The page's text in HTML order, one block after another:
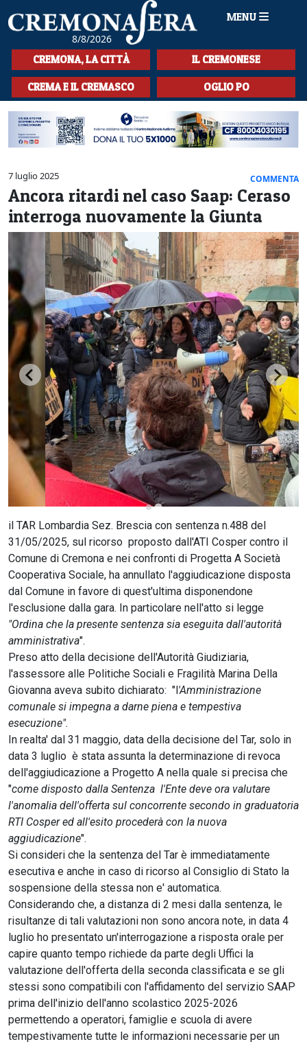
8/8/2026
MENU
HOME
CRONACA
SPORT
LA MUSICA
CULTURA
LA STORIA
SPETTACOLI
L'EDITORIALE
SEZIONI
CERCA
CREMONA, LA CITTÀ IL CREMONESE
CREMA E IL CREMASCO OGLIO PO
7 luglio 2025 COMMENTA
Ancora ritardi nel caso Saap: Ceraso
interroga nuovamente la Giunta
il TAR Lombardia Sez. Brescia con sentenza n.488 del
31/05/2025, sul ricorso proposto dall'ATI Cosper contro il
Comune di Cremona e nei confronti di Progetta A Società
Cooperativa Sociale, ha annullato l'aggiudicazione disposta
dal Comune in favore di quest'ultima disponendone
l'esclusione dalla gara. In particolare nell'atto si legge
"Ordina che la presente sentenza sia eseguita dall'autorità
amministrativa".
Preso atto della decisione dell'Autorità Giudiziaria,
l'assessore alle Politiche Sociali e Fragilità Marina Della
Giovanna aveva subito dichiarato: "l'Amministrazione
comunale si impegna a darne piena e tempestiva
esecuzione".
In realta' dal 31 maggio, data della decisione del Tar, solo in
data 3 luglio è stata assunta la determinazione di revoca
dell'aggiudicazione a Progetto A nella quale si precisa che
"come disposto dalla Sentenza l'Ente deve ora valutare
l'anomalia dell'offerta sul concorrente secondo in graduatoria
RTI Cosper ed all'esito procederà con la nuova
aggiudicazione".
Si consideri che la sentenza del Tar è immediatamente
esecutiva e anche in caso di ricorso al Consiglio di Stato la
sospensione della stessa non e' automatica.
Considerando che, a distanza di 2 mesi dalla sentenza, le
risultanze di tali valutazioni non sono ancora note, in data 4
luglio ho presentato un'interrogazione a risposta orale per
capire quanto tempo richiede da parte degli Uffici la
valutazione dell'offerta della seconda classificata e se gli
stessi sono compatibili con l'affidamento del servizio SAAP
prima dell'inizio dell'anno scolastico 2025-2026
permettendo a operatori, famiglie e scuola di avere
tempestivamente tutte le informazioni necessarie per un